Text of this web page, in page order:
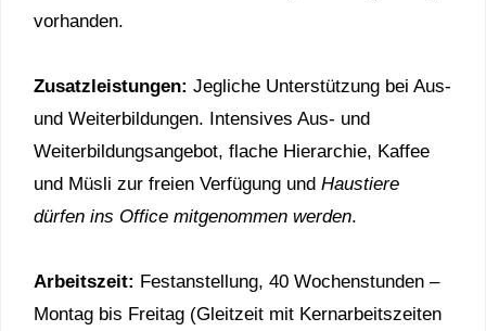
vorhanden.
Zusatzleistungen: Jegliche Unterstützung bei Aus-
und Weiterbildungen. Intensives Aus- und
Weiterbildungsangebot, flache Hierarchie, Kaffee
und Müsli zur freien Verfügung und Haustiere
dürfen ins Office mitgenommen werden.
Arbeitszeit: Festanstellung, 40 Wochenstunden –
Montag bis Freitag (Gleitzeit mit Kernarbeitszeiten